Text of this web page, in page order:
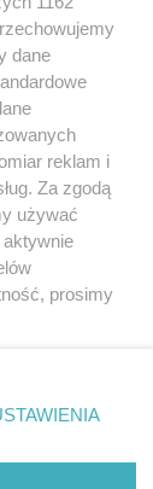
z nami
dane
reklam i
Za zgodą
używać
aktywnie
prosimy
strony
wymagają
się